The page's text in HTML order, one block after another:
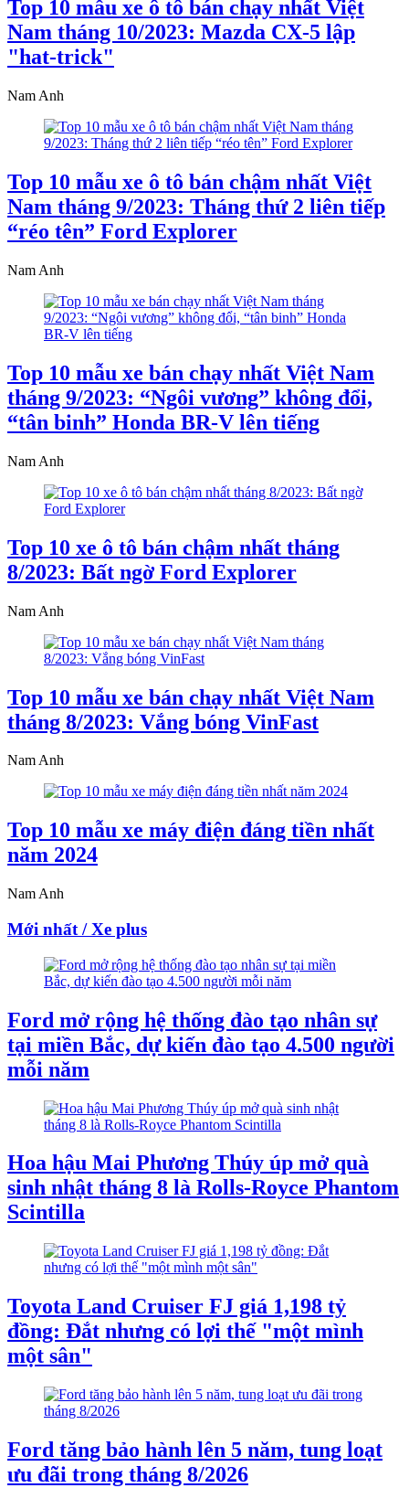
Top 10 mẫu xe ô tô bán chạy nhất Việt
Nam tháng 10/2023: Mazda CX-5 lập
"hat-trick"
Nam Anh
Top 10 mẫu xe ô tô bán chậm nhất Việt
Nam tháng 9/2023: Tháng thứ 2 liên tiếp
“réo tên” Ford Explorer
Nam Anh
Top 10 mẫu xe bán chạy nhất Việt Nam
tháng 9/2023: “Ngôi vương” không đổi,
“tân binh” Honda BR-V lên tiếng
Nam Anh
Top 10 xe ô tô bán chậm nhất tháng
8/2023: Bất ngờ Ford Explorer
Nam Anh
Top 10 mẫu xe bán chạy nhất Việt Nam
tháng 8/2023: Vắng bóng VinFast
Nam Anh
Top 10 mẫu xe máy điện đáng tiền nhất
năm 2024
Nam Anh
Mới nhất / Xe plus
Ford mở rộng hệ thống đào tạo nhân sự
tại miền Bắc, dự kiến đào tạo 4.500 người
mỗi năm
Hoa hậu Mai Phương Thúy úp mở quà
sinh nhật tháng 8 là Rolls-Royce Phantom
Scintilla
Toyota Land Cruiser FJ giá 1,198 tỷ
đồng: Đắt nhưng có lợi thế "một mình
một sân"
Ford tăng bảo hành lên 5 năm, tung loạt
ưu đãi trong tháng 8/2026